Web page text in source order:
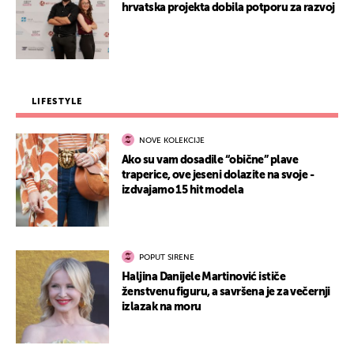
hrvatska projekta dobila potporu za razvoj
LIFESTYLE
NOVE KOLEKCIJE
Ako su vam dosadile “obične” plave
traperice, ove jeseni dolazite na svoje -
izdvajamo 15 hit modela
POPUT SIRENE
Haljina Danijele Martinović ističe
ženstvenu figuru, a savršena je za večernji
izlazak na moru